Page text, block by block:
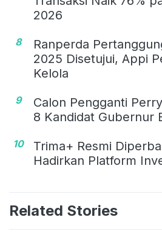
2026
8
Ranperda
2025 Disetujui, Appi
Kelola
9
Calon Pengganti
8 Kandidat Gubernur
10
Trima+ Resmi
Hadirkan Platform
Related Stories